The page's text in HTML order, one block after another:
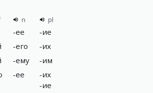
n
pl
-ее -ие
-его -их
-ему -им
-ее -их
-ие